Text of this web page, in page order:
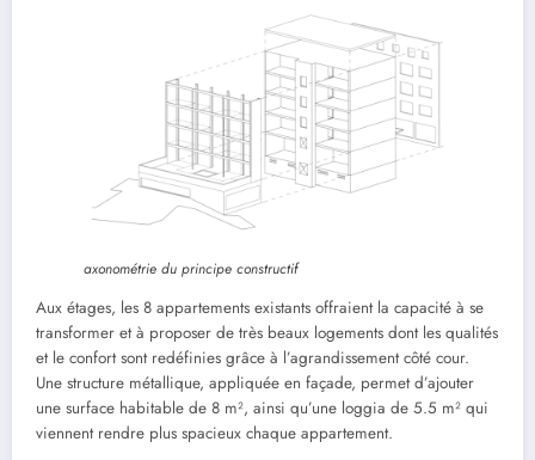
axonométrie du principe constructif
Aux étages, les 8 appartements existants offraient la capacité à se
transformer et à proposer de très beaux logements dont les qualités
et le confort sont redéfinies grâce à l’agrandissement côté cour.
Une structure métallique, appliquée en façade, permet d’ajouter
une surface habitable de 8 m², ainsi qu’une loggia de 5.5 m² qui
viennent rendre plus spacieux chaque appartement.